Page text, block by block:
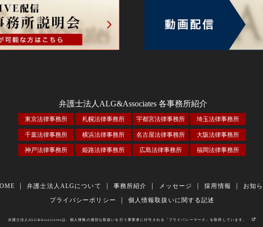
弁護士法人ALG&Associates 各事務所紹介
東京法律事務所 札幌法律事務所 宇都宮法律事務所 埼玉法律事務所
千葉法律事務所 横浜法律事務所 名古屋法律事務所 大阪法律事務所
神戸法律事務所 姫路法律事務所 広島法律事務所 福岡法律事務所
弁護士法人ALGについて 事務所紹介 メッセージ 採用情報
お知
プライバシーポリシー
個人情報取扱いに関する記述
弁護士法人ALG&Associatesは、個人情報の適切な取扱いを行う事業者に付与される「プライバシーマーク」を取得しています。